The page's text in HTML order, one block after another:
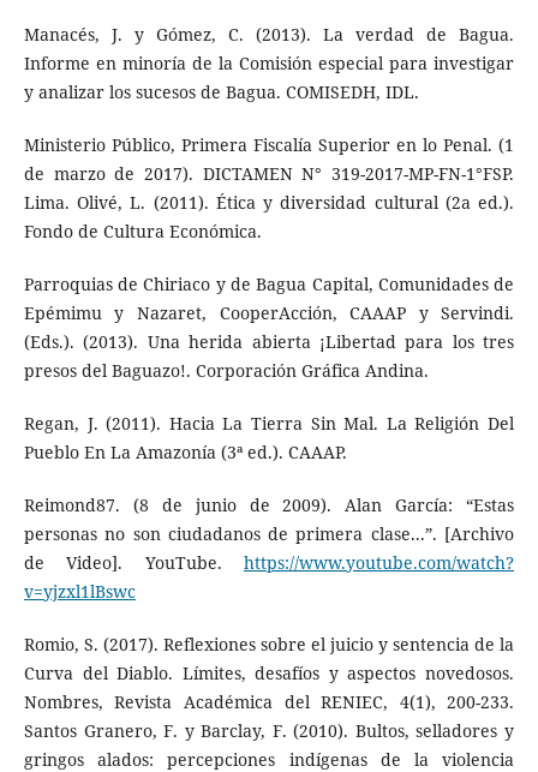
Manacés, J. y Gómez, C. (2013). La verdad de Bagua.
Informe en minoría de la Comisión especial para investigar
y analizar los sucesos de Bagua. COMISEDH, IDL.
Ministerio Público, Primera Fiscalía Superior en lo Penal. (1
de marzo de 2017). DICTAMEN N° 319-2017-MP-FN-1°FSP.
Lima. Olivé, L. (2011). Ética y diversidad cultural (2a ed.).
Fondo de Cultura Económica.
Parroquias de Chiriaco y de Bagua Capital, Comunidades de
Epémimu y Nazaret, CooperAcción, CAAAP y Servindi.
(Eds.). (2013). Una herida abierta ¡Libertad para los tres
presos del Baguazo!. Corporación Gráfica Andina.
Regan, J. (2011). Hacia La Tierra Sin Mal. La Religión Del
Pueblo En La Amazonía (3ª ed.). CAAAP.
Reimond87. (8 de junio de 2009). Alan García: “Estas
personas no son ciudadanos de primera clase...”. [Archivo
de Video]. YouTube.https://www.youtube.com/watch?
v=yjzxl1lBswc
Romio, S. (2017). Reflexiones sobre el juicio y sentencia de la
Curva del Diablo. Límites, desafíos y aspectos novedosos.
Nombres, Revista Académica del RENIEC, 4(1), 200-233.
Santos Granero, F. y Barclay, F. (2010). Bultos, selladores y
gringos alados: percepciones indígenas de la violencia